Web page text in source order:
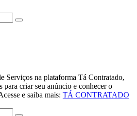
Serviços na plataforma Tá Contratado,
para criar seu anúncio e conhecer o
e saiba mais: TÁ CONTRATADO